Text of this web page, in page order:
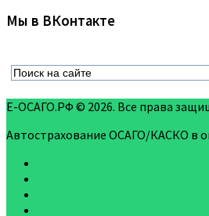
Мы в ВКонтакте
Е-ОСАГО.РФ © 2026. Все права
Автострахование ОСАГО/КАСКО в